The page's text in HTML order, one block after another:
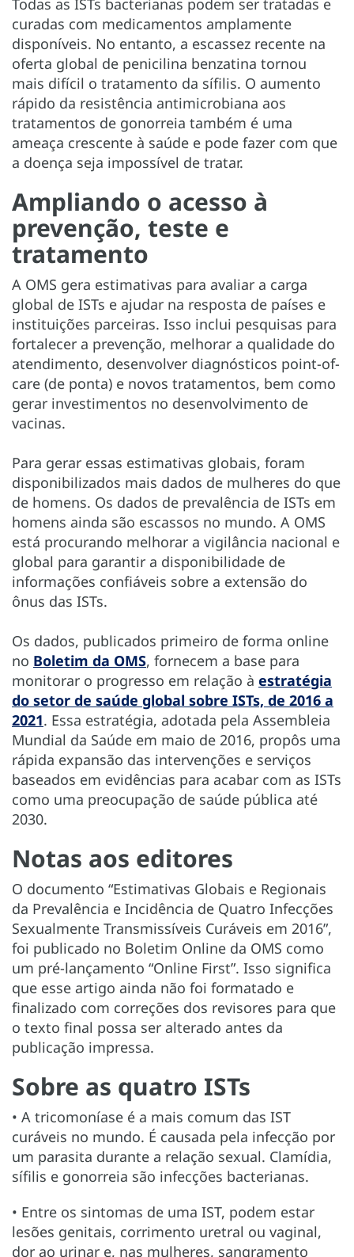
curadas com medicamentos amplamente
disponíveis. No entanto, a escassez recente na
oferta global de penicilina benzatina tornou
mais difícil o tratamento da sífilis. O aumento
rápido da resistência antimicrobiana aos
tratamentos de gonorreia também é uma
ameaça crescente à saúde e pode fazer com que
a doença seja impossível de tratar.
Ampliando o acesso à
prevenção, teste e
tratamento
A OMS gera estimativas para avaliar a carga
global de ISTs e ajudar na resposta de países e
instituições parceiras. Isso inclui pesquisas para
fortalecer a prevenção, melhorar a qualidade do
atendimento, desenvolver diagnósticos point-of-
care (de ponta) e novos tratamentos, bem como
gerar investimentos no desenvolvimento de
vacinas.
Para gerar essas estimativas globais, foram
disponibilizados mais dados de mulheres do que
de homens. Os dados de prevalência de ISTs em
homens ainda são escassos no mundo. A OMS
está procurando melhorar a vigilância nacional e
global para garantir a disponibilidade de
informações confiáveis sobre a extensão do
ônus das ISTs.
Os dados, publicados primeiro de forma online
no Boletim da OMS, fornecem a base para
monitorar o progresso em relação à estratégia
do setor de saúde global sobre ISTs, de 2016 a
2021. Essa estratégia, adotada pela Assembleia
Mundial da Saúde em maio de 2016, propôs uma
rápida expansão das intervenções e serviços
baseados em evidências para acabar com as ISTs
como uma preocupação de saúde pública até
2030.
Notas aos editores
O documento “Estimativas Globais e Regionais
da Prevalência e Incidência de Quatro Infecções
Sexualmente Transmissíveis Curáveis em 2016”,
foi publicado no Boletim Online da OMS como
um pré-lançamento “Online First”. Isso significa
que esse artigo ainda não foi formatado e
finalizado com correções dos revisores para que
o texto final possa ser alterado antes da
publicação impressa.
Sobre as quatro ISTs
• A tricomoníase é a mais comum das IST
curáveis no mundo. É causada pela infecção por
um parasita durante a relação sexual. Clamídia,
sífilis e gonorreia são infecções bacterianas.
• Entre os sintomas de uma IST, podem estar
lesões genitais, corrimento uretral ou vaginal,
dor ao urinar e, nas mulheres, sangramento